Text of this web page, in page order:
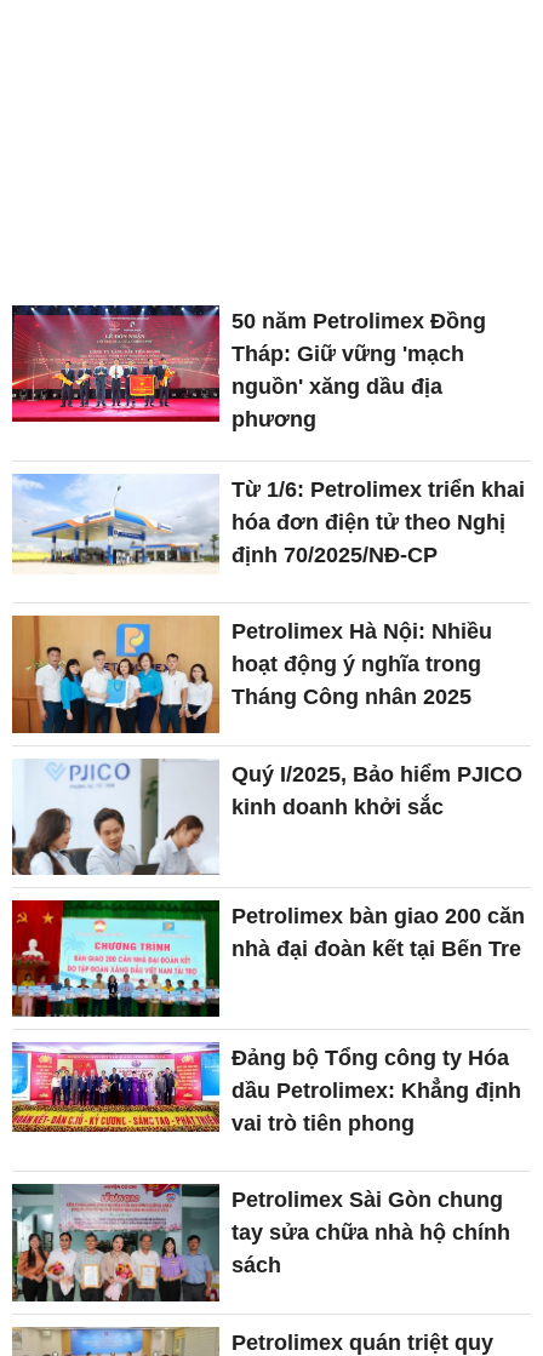
50 năm Petrolimex Đồng
Tháp: Giữ vững 'mạch
nguồn' xăng dầu địa
phương
Từ 1/6: Petrolimex triển khai
hóa đơn điện tử theo Nghị
định 70/2025/NĐ-CP
Petrolimex Hà Nội: Nhiều
hoạt động ý nghĩa trong
Tháng Công nhân 2025
Quý I/2025, Bảo hiểm PJICO
kinh doanh khởi sắc
Petrolimex bàn giao 200 căn
nhà đại đoàn kết tại Bến Tre
Đảng bộ Tổng công ty Hóa
dầu Petrolimex: Khẳng định
vai trò tiên phong
Petrolimex Sài Gòn chung
tay sửa chữa nhà hộ chính
sách
Petrolimex quán triệt quy